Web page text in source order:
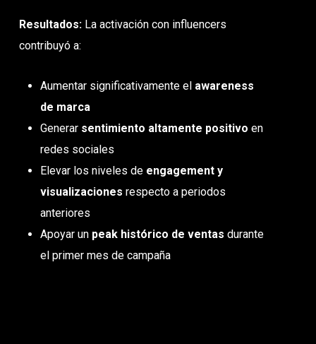
Resultados: La activación con influencers
contribuyó a:
Aumentar significativamente el awareness
de marca
Generar sentimiento altamente positivo en
redes sociales
Elevar los niveles de engagement y
visualizaciones respecto a periodos
anteriores
Apoyar un peak histórico de ventas durante
el primer mes de campaña